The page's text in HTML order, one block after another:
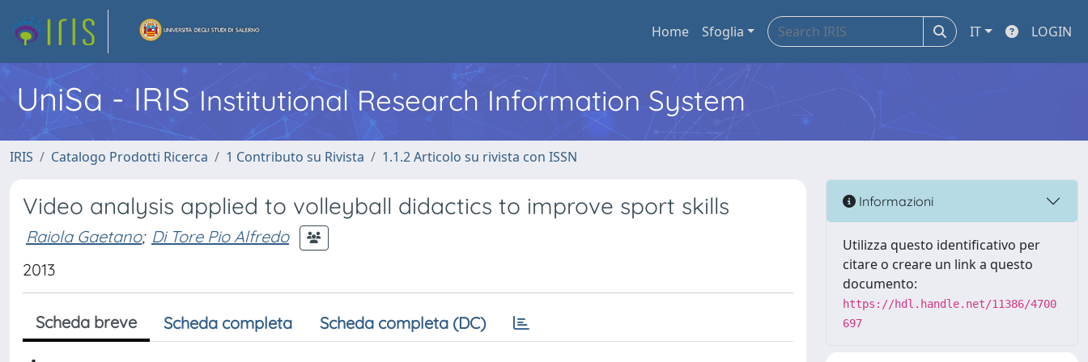
Home Sfoglia IT LOGIN
UniSa - IRIS Institutional Research Information System
IRIS Catalogo Prodotti Ricerca 1 Contributo su Rivista 1.1.2 Articolo su rivista con ISSN
Video analysis applied to volleyball didactics to improve sport skills
Raiola Gaetano; Di Tore Pio Alfredo
2013
Scheda breve Scheda completa Scheda completa (DC)
Informazioni
Utilizza questo identificativo per
citare o creare un link a questo
documento:
https://hdl.handle.net/11386/4700
697